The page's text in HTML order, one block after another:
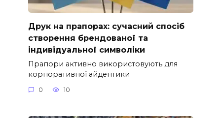
Друк на прапорах: сучасний спосіб
створення брендованої та
індивідуальної символіки
Прапори активно використовують для
корпоративної айдентики
0 10